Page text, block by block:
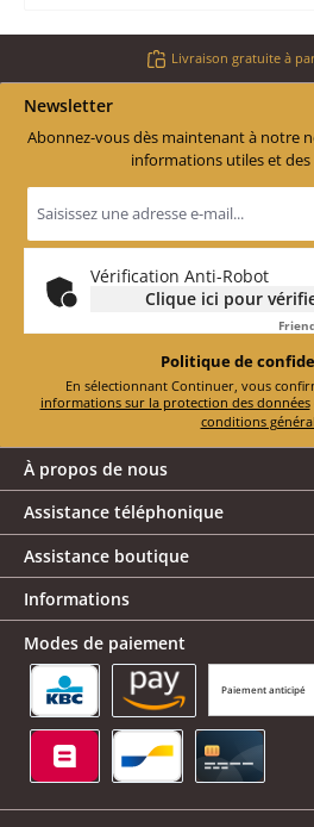
Livraison gratuite à
Newsletter
Abonnez-vous dès maintenant à notre
informations utiles et
Adresse
e-
*
Vérification Anti-Robot
Clique ici pour
Politique de
informations sur la protection des données
conditions
À propos de nous
Assistance téléphonique
Assistance boutique
Informations
Modes de paiement
Paiement anticipé
KBC/CBC Payment Button
Amazon Pay